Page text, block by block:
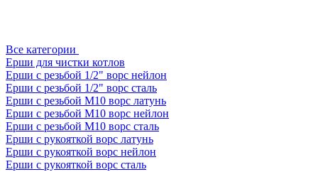
Все категории
Ерши для чистки котлов
Ерши с резьбой 1/2" ворс нейлон
Ерши с резьбой 1/2" ворс сталь
Ерши с резьбой М10 ворс латунь
Ерши с резьбой М10 ворс нейлон
Ерши с резьбой М10 ворс сталь
Ерши с рукояткой ворс латунь
Ерши с рукояткой ворс нейлон
Ерши с рукояткой ворс сталь